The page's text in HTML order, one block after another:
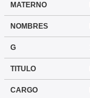
MATERNO
NOMBRES
G
TITULO
CARGO